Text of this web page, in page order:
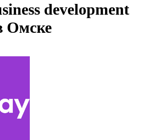
development
Омске